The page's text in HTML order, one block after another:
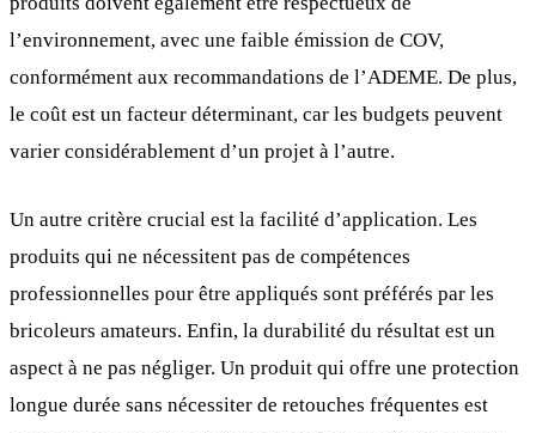
l’environnement, avec une faible émission de COV,
conformément aux recommandations de l’ADEME. De plus,
le coût est un facteur déterminant, car les budgets peuvent
varier considérablement d’un projet à l’autre.
Un autre critère crucial est la facilité d’application. Les
produits qui ne nécessitent pas de compétences
professionnelles pour être appliqués sont préférés par les
bricoleurs amateurs. Enfin, la durabilité du résultat est un
aspect à ne pas négliger. Un produit qui offre une protection
longue durée sans nécessiter de retouches fréquentes est